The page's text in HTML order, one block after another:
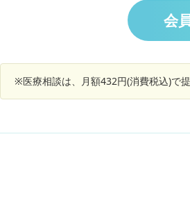
の科を受診したらよいのでしょうか？ ま
科では一年程生理を止めるレルミナ，
トを処方されて服用中です。逆にエスト
てるようで心配です。
会
※医療相談は、月額432円(消費税込)で